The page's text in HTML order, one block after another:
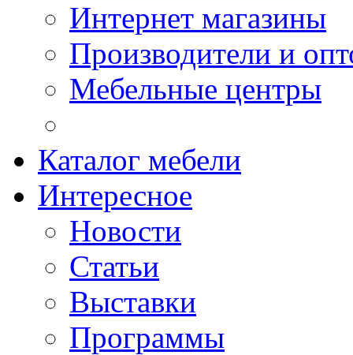
Интернет магазины
Производители и
Мебельные центры
Каталог мебели
Интересное
Новости
Статьи
Выставки
Программы